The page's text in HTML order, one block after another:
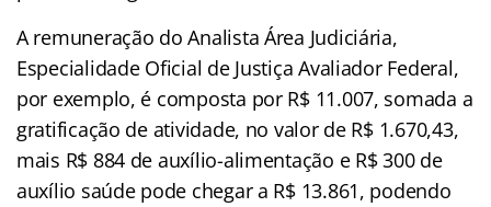
A remuneração do Analista Área Judiciária,
Especialidade Oficial de Justiça Avaliador Federal,
por exemplo, é composta por R$ 11.007, somada a
gratificação de atividade, no valor de R$ 1.670,43,
mais R$ 884 de auxílio-alimentação e R$ 300 de
auxílio saúde pode chegar a R$ 13.861, podendo